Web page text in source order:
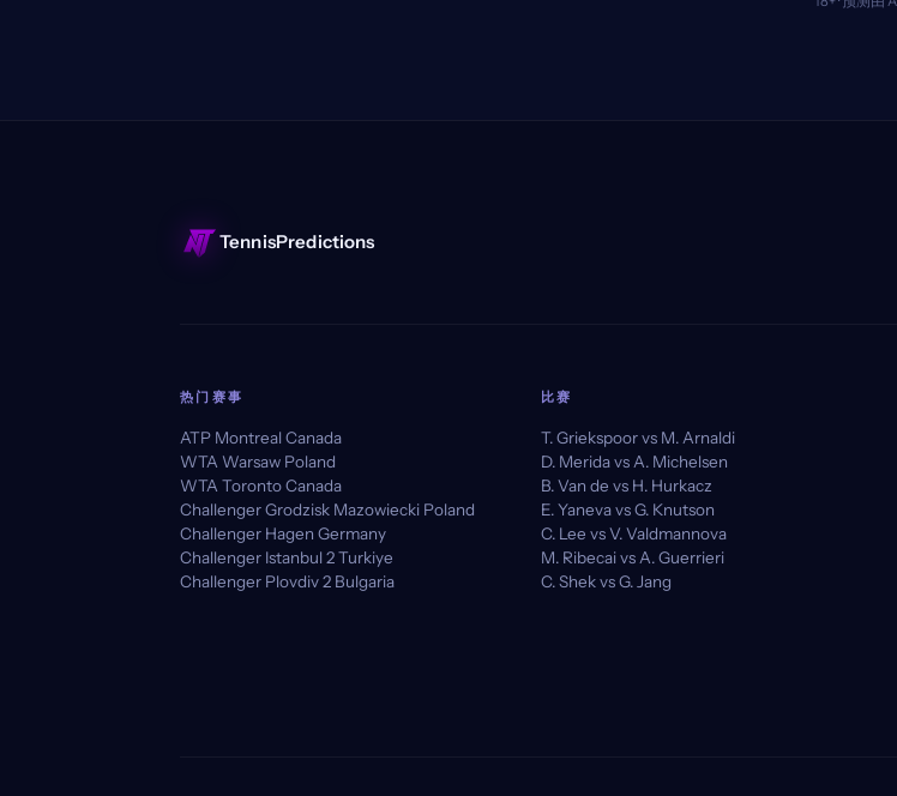
TennisPredictions
热门赛事
ATP Montreal Canada
WTA Warsaw Poland
WTA Toronto Canada
Challenger Grodzisk Mazowiecki Poland
Challenger Hagen Germany
Challenger Istanbul 2 Turkiye
Challenger Plovdiv 2 Bulgaria
比赛
T. Griekspoor vs M. Arnaldi
D. Merida vs A. Michelsen
B. Van de vs H. Hurkacz
E. Yaneva vs G. Knutson
C. Lee vs V. Valdmannova
M. Ribecai vs A. Guerrieri
C. Shek vs G. Jang